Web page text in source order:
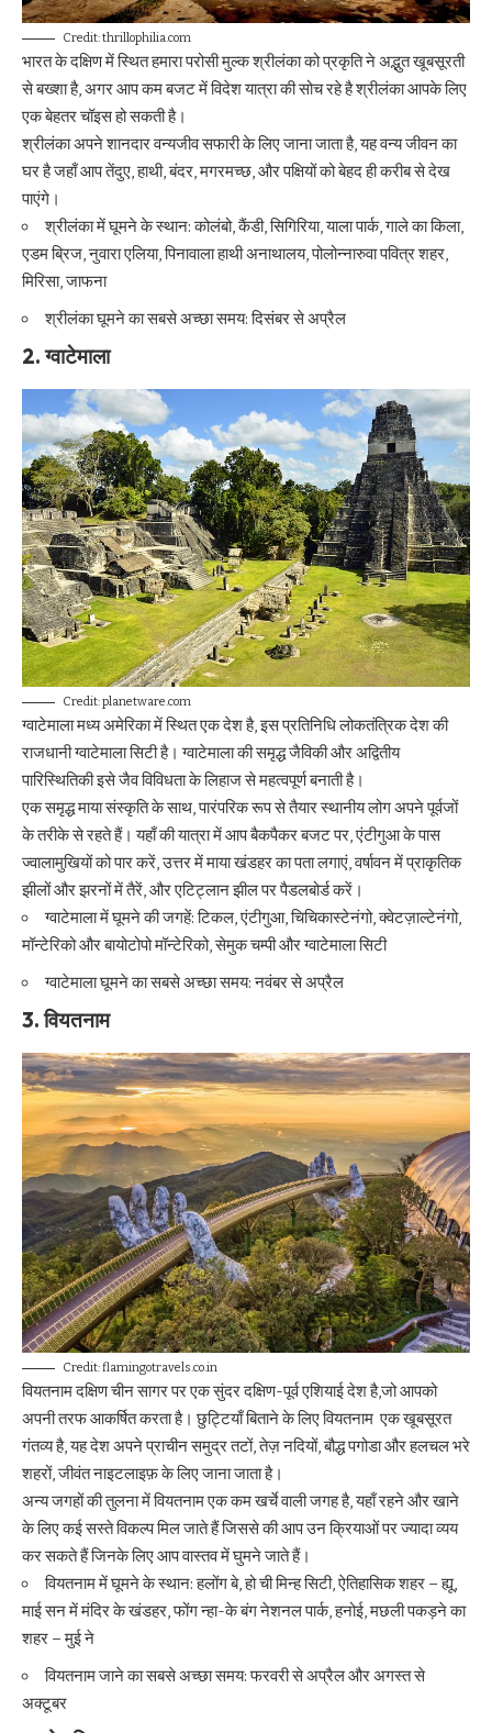
Credit: thrillophilia.com
भारत के दक्षिण में स्थित हमारा परोसी मुल्क श्रीलंका को प्रकृति ने अद्भुत खूबसूरती
से बख्शा है, अगर आप कम बजट में विदेश यात्रा की सोच रहे है श्रीलंका आपके लिए
एक बेहतर चॉइस हो सकती है।
श्रीलंका अपने शानदार वन्यजीव सफारी के लिए जाना जाता है, यह वन्य जीवन का
घर है जहाँ आप तेंदुए, हाथी, बंदर, मगरमच्छ, और पक्षियों को बेहद ही करीब से देख
पाएंगे।
श्रीलंका में घूमने के स्थान: कोलंबो, कैंडी, सिगिरिया, याला पार्क, गाले का किला,
एडम ब्रिज, नुवारा एलिया, पिनावाला हाथी अनाथालय, पोलोन्नारुवा पवित्र शहर,
मिरिसा, जाफना
श्रीलंका घूमने का सबसे अच्छा समय: दिसंबर से अप्रैल
2. ग्वाटेमाला
Credit: planetware.com
ग्वाटेमाला मध्य अमेरिका में स्थित एक देश है, इस प्रतिनिधि लोकतंत्रिक देश की
राजधानी ग्वाटेमाला सिटी है। ग्वाटेमाला की समृद्ध जैविकी और अद्वितीय
पारिस्थितिकी इसे जैव विविधता के लिहाज से महत्वपूर्ण बनाती है।
एक समृद्ध माया संस्कृति के साथ, पारंपरिक रूप से तैयार स्थानीय लोग अपने पूर्वजों
के तरीके से रहते हैं। यहाँ की यात्रा में आप बैकपैकर बजट पर, एंटीगुआ के पास
ज्वालामुखियों को पार करें, उत्तर में माया खंडहर का पता लगाएं, वर्षावन में प्राकृतिक
झीलों और झरनों में तैरें, और एटिट्लान झील पर पैडलबोर्ड करें।
ग्वाटेमाला में घूमने की जगहें: टिकल, एंटीगुआ, चिचिकास्टेनंगो, क्वेटज़ाल्टेनंगो,
मॉन्टेरिको और बायोटोपो मॉन्टेरिको, सेमुक चम्पी और ग्वाटेमाला सिटी
ग्वाटेमाला घूमने का सबसे अच्छा समय: नवंबर से अप्रैल
3. वियतनाम
Credit: flamingotravels.co.in
वियतनाम दक्षिण चीन सागर पर एक सुंदर दक्षिण-पूर्व एशियाई देश है,जो आपको
अपनी तरफ आकर्षित करता है। छुट्टियाँ बिताने के लिए वियतनाम एक खूबसूरत
गंतव्य है, यह देश अपने प्राचीन समुद्र तटों, तेज़ नदियों, बौद्ध पगोडा और हलचल भरे
शहरों, जीवंत नाइटलाइफ़ के लिए जाना जाता है।
अन्य जगहों की तुलना में वियतनाम एक कम खर्चे वाली जगह है, यहाँ रहने और खाने
के लिए कई सस्ते विकल्प मिल जाते हैं जिससे की आप उन क्रियाओं पर ज्यादा व्यय
कर सकते हैं जिनके लिए आप वास्तव में घुमने जाते हैं।
वियतनाम में घूमने के स्थान: हलोंग बे, हो ची मिन्ह सिटी, ऐतिहासिक शहर – ह्यू,
माई सन में मंदिर के खंडहर, फोंग न्हा-के बंग नेशनल पार्क, हनोई, मछली पकड़ने का
शहर – मुई ने
वियतनाम जाने का सबसे अच्छा समय: फरवरी से अप्रैल और अगस्त से
अक्टूबर